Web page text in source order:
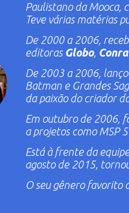
Paulistano da Mooca,
Teve várias matérias
De 2000 a 2006,
editoras Globo,
De 2003 a 2006,
Batmane Grandes
da paixão do criador
Em outubro de 2006,
a projetos como MSP
Está à frente da
agosto de 2015,
O seu gênero favorito